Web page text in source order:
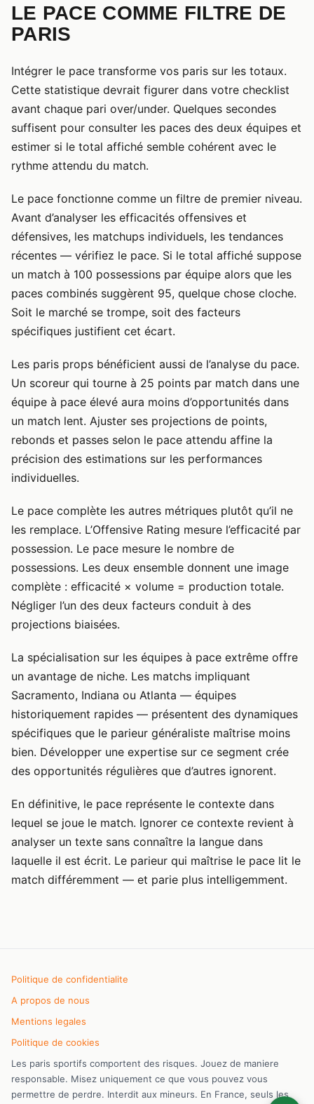
LE PACE COMME FILTRE DE
PARIS
Intégrer le pace transforme vos paris sur les totaux.
Cette statistique devrait figurer dans votre checklist
avant chaque pari over/under. Quelques secondes
suffisent pour consulter les paces des deux équipes et
estimer si le total affiché semble cohérent avec le
rythme attendu du match.
Le pace fonctionne comme un filtre de premier niveau.
Avant d’analyser les efficacités offensives et
défensives, les matchups individuels, les tendances
récentes — vérifiez le pace. Si le total affiché suppose
un match à 100 possessions par équipe alors que les
paces combinés suggèrent 95, quelque chose cloche.
Soit le marché se trompe, soit des facteurs
spécifiques justifient cet écart.
Les paris props bénéficient aussi de l’analyse du pace.
Un scoreur qui tourne à 25 points par match dans une
équipe à pace élevé aura moins d’opportunités dans
un match lent. Ajuster ses projections de points,
rebonds et passes selon le pace attendu affine la
précision des estimations sur les performances
individuelles.
Le pace complète les autres métriques plutôt qu’il ne
les remplace. L’Offensive Rating mesure l’efficacité par
possession. Le pace mesure le nombre de
possessions. Les deux ensemble donnent une image
complète : efficacité × volume = production totale.
Négliger l’un des deux facteurs conduit à des
projections biaisées.
La spécialisation sur les équipes à pace extrême offre
un avantage de niche. Les matchs impliquant
Sacramento, Indiana ou Atlanta — équipes
historiquement rapides — présentent des dynamiques
spécifiques que le parieur généraliste maîtrise moins
bien. Développer une expertise sur ce segment crée
des opportunités régulières que d’autres ignorent.
En définitive, le pace représente le contexte dans
lequel se joue le match. Ignorer ce contexte revient à
analyser un texte sans connaître la langue dans
laquelle il est écrit. Le parieur qui maîtrise le pace lit le
match différemment — et parie plus intelligemment.
Politique de confidentialite
A propos de nous
Mentions legales
Politique de cookies
Les paris sportifs comportent des risques. Jouez de maniere
responsable. Misez uniquement ce que vous pouvez vous
permettre de perdre. Interdit aux mineurs. En France, seuls les